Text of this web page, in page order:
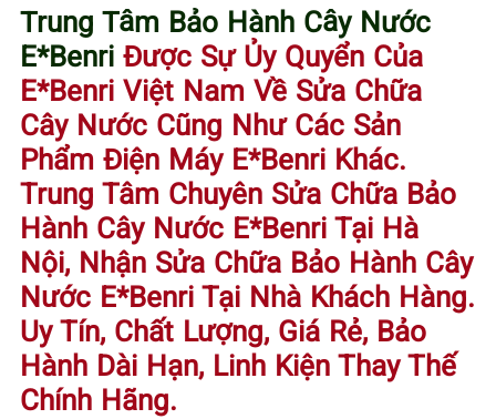
Trung Tâm Bảo Hành Cây Nước
E*Benri Được Sự Ủy Quyển Của
E*Benri Việt Nam Về Sửa Chữa
Cây Nước Cũng Như Các Sản
Phẩm Điện Máy E*Benri Khác.
Trung Tâm Chuyên Sửa Chữa Bảo
Hành Cây Nước E*Benri Tại Hà
Nội, Nhận Sửa Chữa Bảo Hành Cây
Nước E*Benri Tại Nhà Khách Hàng.
Uy Tín, Chất Lượng, Giá Rẻ, Bảo
Hành Dài Hạn, Linh Kiện Thay Thế
Chính Hãng.